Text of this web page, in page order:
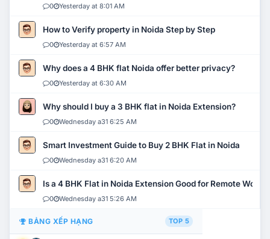
0 Yesterday at 8:01 AM
How to Verify property in Noida Step by Step
0 Yesterday at 6:57 AM
Why does a 4 BHK flat Noida offer better privacy?
0 Yesterday at 6:30 AM
Why should I buy a 3 BHK flat in Noida Extension?
0 Wednesday a31 6:25 AM
Smart Investment Guide to Buy 2 BHK Flat in Noida
0 Wednesday a31 6:20 AM
Is a 4 BHK Flat in Noida Extension Good for Remote Work?
0 Wednesday a31 5:26 AM
BẢNG XẾP HẠNG TOP 5